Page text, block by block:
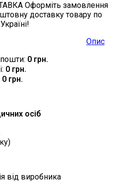
Оформіть замовлення
доставку товару по
Україні!
0 грн.
0 грн.
0 грн.
осіб
від виробника
Опис